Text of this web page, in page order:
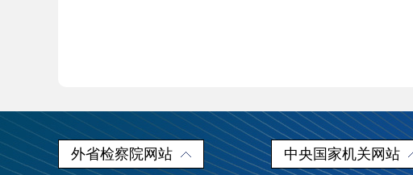
外省检察院网站 中央国家机关网站